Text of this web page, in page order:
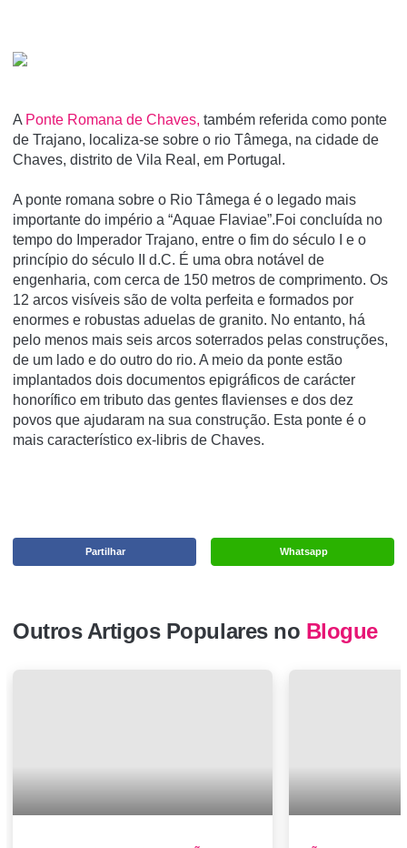
A Ponte Romana de Chaves, também referida como ponte
de Trajano, localiza-se sobre o rio Tâmega, na cidade de
Chaves, distrito de Vila Real, em Portugal.
A ponte romana sobre o Rio Tâmega é o legado mais
importante do império a “Aquae Flaviae”.Foi concluída no
tempo do Imperador Trajano, entre o fim do século I e o
princípio do século II d.C. É uma obra notável de
engenharia, com cerca de 150 metros de comprimento. Os
12 arcos visíveis são de volta perfeita e formados por
enormes e robustas aduelas de granito. No entanto, há
pelo menos mais seis arcos soterrados pelas construções,
de um lado e do outro do rio. A meio da ponte estão
implantados dois documentos epigráficos de carácter
honorífico em tributo das gentes flavienses e dos dez
povos que ajudaram na sua construção. Esta ponte é o
mais característico ex-libris de Chaves.
Whatsapp
Partilhar
Outros Artigos Populares no Blogue